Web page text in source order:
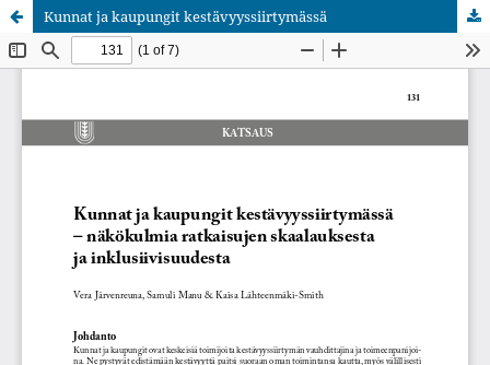
Kunnat ja kaupungit kestävyyssiirtymässä
Tieteellisten seurain valtuuskunta